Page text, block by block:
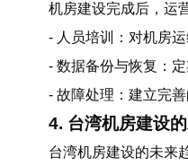
机房建设完成后，运
- 人员培训：对机房
- 数据备份与恢复：
- 故障处理：建立完
4. 台湾机房建设
台湾机房建设的未来